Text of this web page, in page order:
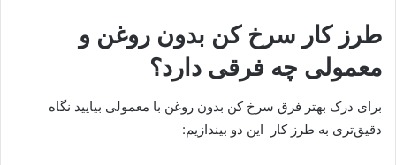
طرز کار سرخ کن بدون روغن و
معمولی چه فرقی دارد؟
برای درک بهتر فرق سرخ کن بدون روغن با معمولی‌ بیایید نگاه
دقیق‌تری به طرز کار این دو بیندازیم: